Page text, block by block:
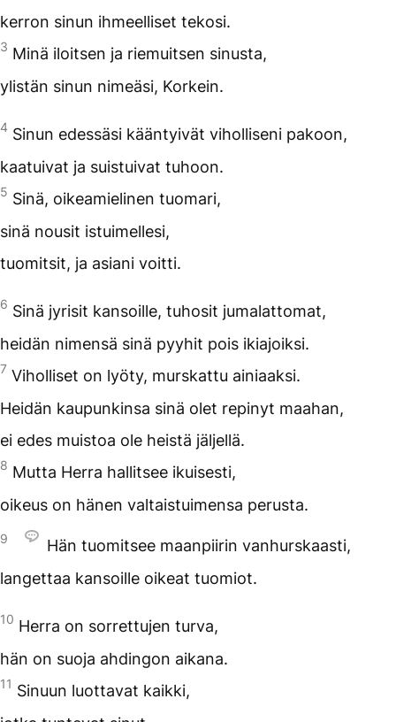
kerron sinun ihmeelliset tekosi.
3 Minä iloitsen ja riemuitsen sinusta,
ylistän sinun nimeäsi, Korkein.
4 Sinun edessäsi kääntyivät viholliseni pakoon,
kaatuivat ja suistuivat tuhoon.
5 Sinä, oikeamielinen tuomari,
sinä nousit istuimellesi,
tuomitsit, ja asiani voitti.
6 Sinä jyrisit kansoille, tuhosit jumalattomat,
heidän nimensä sinä pyyhit pois ikiajoiksi.
7 Viholliset on lyöty, murskattu ainiaaksi.
Heidän kaupunkinsa sinä olet repinyt maahan,
ei edes muistoa ole heistä jäljellä.
8 Mutta Herra hallitsee ikuisesti,
oikeus on hänen valtaistuimensa perusta.
9
Hän tuomitsee maanpiirin vanhurskaasti,
langettaa kansoille oikeat tuomiot.
10 Herra on sorrettujen turva,
hän on suoja ahdingon aikana.
11 Sinuun luottavat kaikki,